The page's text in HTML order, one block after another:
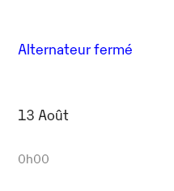
Alternateur fermé
13 Août
0h00